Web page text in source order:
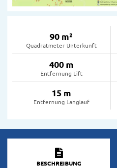
90 m²
Quadratmeter Unterkunft
400 m
Entfernung Lift
15 m
Entfernung Langlauf
BESCHREIBUNG